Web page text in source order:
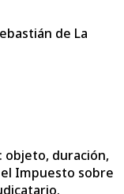
de La
objeto, duración,
Impuesto sobre